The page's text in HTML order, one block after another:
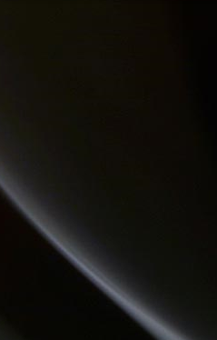
LES VAILLANTES